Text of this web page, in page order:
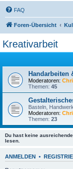
FAQ
Foren-Übersicht
Kreativarbeit
Handarbeiten
Moderatoren:
Themen: 45
Basteln,
Moderatoren:
Themen: 23
Du hast keine
lesen.
ANMELDEN •